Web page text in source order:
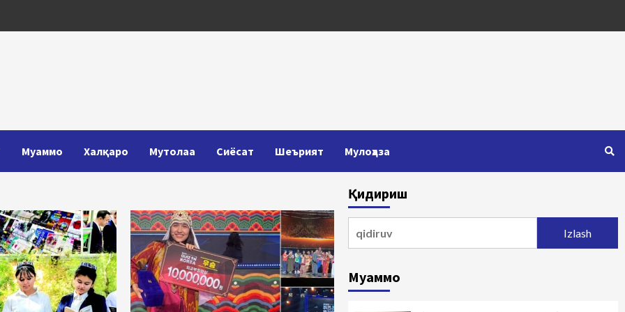
Муаммо Халқаро Мутолаа Сиёсат Шеърият Мулоҳаза
Қидириш
Муаммо